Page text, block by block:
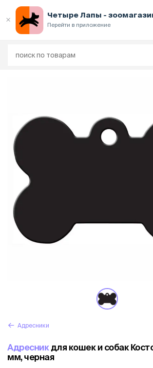
Четыре Лапы -
Перейти в приложение
Адресники
Адресникдля кошек и собак
мм, черная